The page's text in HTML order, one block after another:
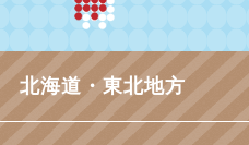
北海道・東北地方